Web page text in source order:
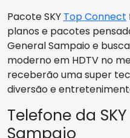
Pacote SKY Top Connect
planos e pacotes
General Sampaio e
moderno em HDTV no
receberão uma super
diversão e
Telefone da
Sampaio